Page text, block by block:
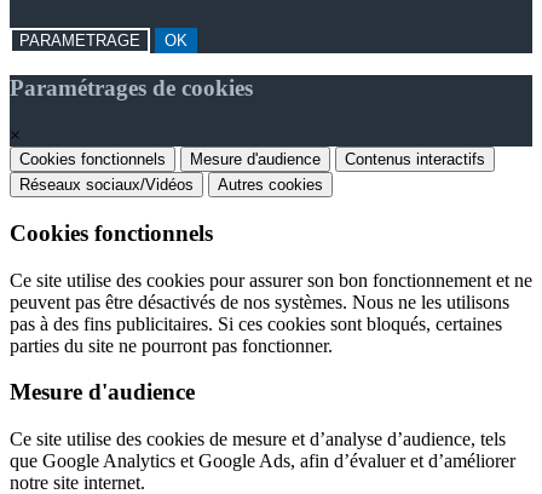
PARAMETRAGE OK
Paramétrages de cookies
×
Cookies fonctionnels Mesure d'audience
Contenus interactifs
Réseaux sociaux/Vidéos
Autres cookies
Cookies fonctionnels
Ce site utilise des cookies pour assurer son bon fonctionnement et ne
peuvent pas être désactivés de nos systèmes. Nous ne les utilisons
pas à des fins publicitaires. Si ces cookies sont bloqués, certaines
parties du site ne pourront pas fonctionner.
Mesure d'audience
Ce site utilise des cookies de mesure et d’analyse d’audience, tels
que Google Analytics et Google Ads, afin d’évaluer et d’améliorer
notre site internet.